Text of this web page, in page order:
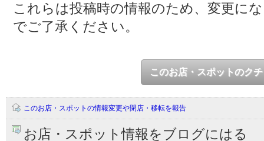
これらは投稿時の情報のため、変更に
でご了承ください。
このお店・スポットのク
このお店・スポットの情報変更や閉店・移転を報告
お店・スポット情報をブログにはる